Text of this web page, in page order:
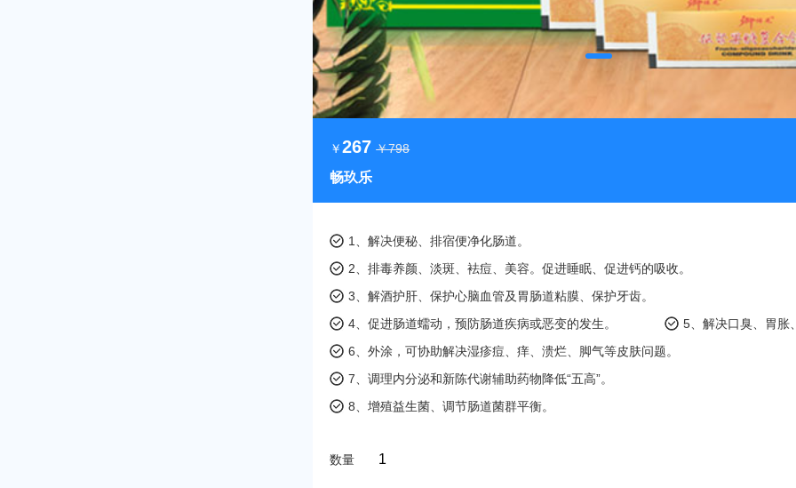
￥267 ￥798
畅玖乐
1、解决便秘、排宿便净化肠道。
2、排毒养颜、淡斑、袪痘、美容。促进睡眠、促进钙的吸收。
3、解酒护肝、保护心脑血管及胃肠道粘膜、保护牙齿。
4、促进肠道蠕动，预防肠道疾病或恶变的发生。
5、解决口臭、胃胀
6、外涂，可协助解决湿疹痘、痒、溃烂、脚气等皮肤问题。
7、调理内分泌和新陈代谢辅助药物降低“五高”。
8、增殖益生菌、调节肠道菌群平衡。
数量